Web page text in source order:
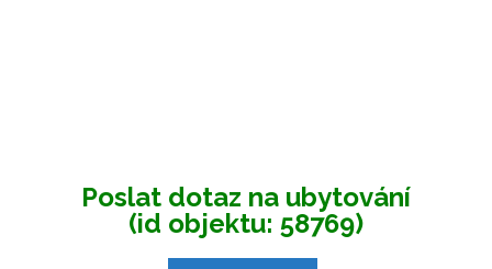
Poslat dotaz na ubytování
(id objektu: 58769)